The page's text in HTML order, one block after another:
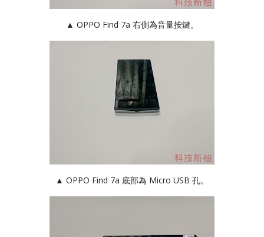
▲ OPPO Find 7a 右側為音量按鍵。
▲ OPPO Find 7a 底部為 Micro USB 孔。